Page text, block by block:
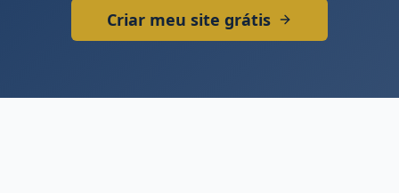
Criar meu site grátis